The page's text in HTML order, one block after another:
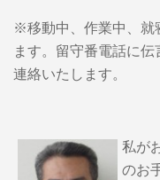
※移動中、作業中、就
ます。留守番電話に
連絡いたします。
私が
のお